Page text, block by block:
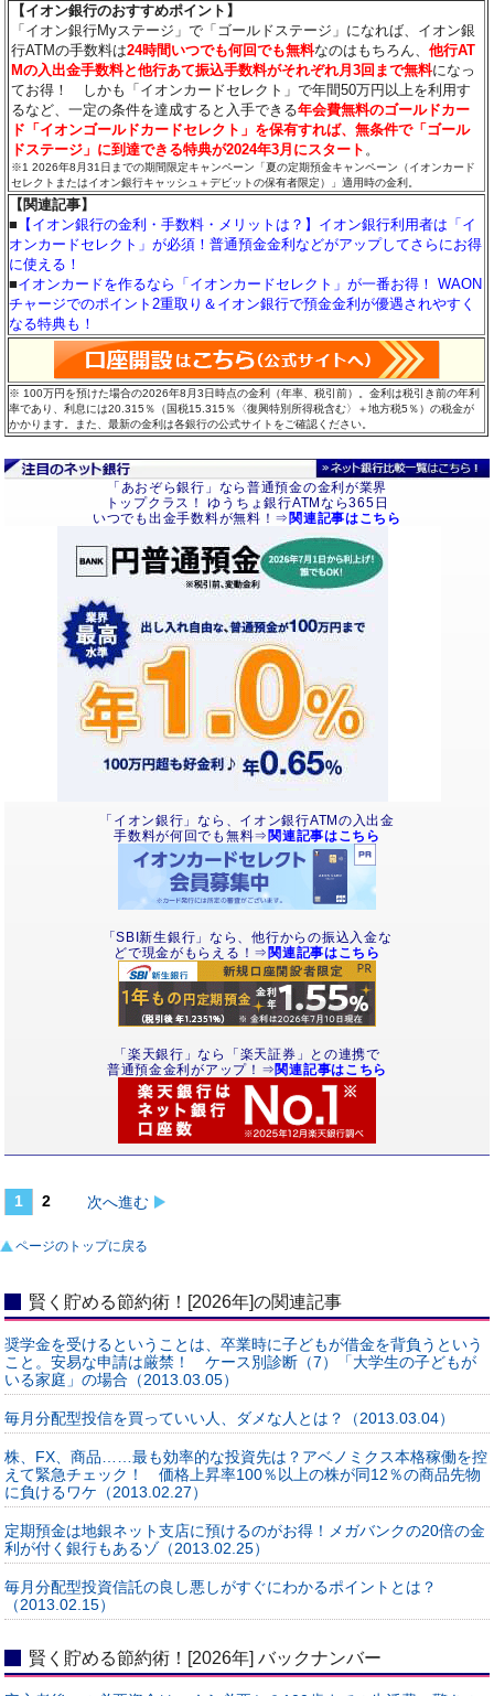
【イオン銀行のおすすめポイント】
「イオン銀行Myステージ」で「ゴールドステージ」になれば、イオン銀
行ATMの手数料は24時間いつでも何回でも無料なのはもちろん、他行AT
Mの入出金手数料と他行あて振込手数料がそれぞれ月3回まで無料になっ
てお得！ しかも「イオンカードセレクト」で年間50万円以上を利用す
るなど、一定の条件を達成すると入手できる年会費無料のゴールドカー
ド「イオンゴールドカードセレクト」を保有すれば、無条件で「ゴール
ドステージ」に到達できる特典が2024年3月にスタート 。
※1 2026年8月31日までの期間限定キャンペーン「夏の定期預金キャンペーン（イオンカード
セレクトまたはイオン銀行キャッシュ＋デビットの保有者限定）」適用時の金利。
【関連記事】
■ 【イオン銀行の金利・手数料・メリットは？】イオン銀行利用者は「イ
オンカードセレクト」が必須！普通預金金利などがアップしてさらにお得
に使える！
■イオンカードを作るなら「イオンカードセレクト」が一番お得！ WAON
チャージでのポイント2重取り＆イオン銀行で預金金利が優遇されやすく
なる特典も！
※ 100万円を預けた場合の2026年8月3日時点の金利（年率、税引前）。金利は税引き前の年利
率であり、利息には20.315％（国税15.315％〈復興特別所得税含む〉＋地方税5％）の税金が
かかります。また、最新の金利は各銀行の公式サイトをご確認ください。
「あおぞら銀行」なら普通預金の金利が業界
トップクラス！ ゆうちょ銀行ATMなら365日
いつでも出金手数料が無料！⇒ 関連記事はこちら
「イオン銀行」なら、イオン銀行ATMの入出金
手数料が何回でも無料⇒ 関連記事はこちら
「SBI新生銀行」なら、他行からの振込入金な
どで現金がもらえる！⇒ 関連記事はこちら
「楽天銀行」なら「楽天証券」との連携で
普通預金金利がアップ！⇒関連記事はこちら
1 2 次へ進む
ページのトップに戻る
賢く貯める節約術！[2026年]の関連記事
奨学金を受けるということは、卒業時に子どもが借金を背負うという
こと。安易な申請は厳禁！ ケース別診断（7）「大学生の子どもが
いる家庭」の場合（2013.03.05）
毎月分配型投信を買っていい人、ダメな人とは？（2013.03.04）
株、FX、商品……最も効率的な投資先は？アベノミクス本格稼働を控
えて緊急チェック！ 価格上昇率100％以上の株が同12％の商品先物
に負けるワケ（2013.02.27）
定期預金は地銀ネット支店に預けるのがお得！メガバンクの20倍の金
利が付く銀行もあるゾ（2013.02.25）
毎月分配型投資信託の良し悪しがすぐにわかるポイントとは？
（2013.02.15）
賢く貯める節約術！[2026年] バックナンバー